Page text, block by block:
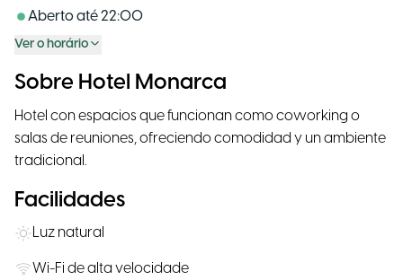
Aberto até22:00
Ver o horário
Sobre Hotel Monarca
Hotel con espacios que funcionan como coworking o
salas de reuniones, ofreciendo comodidad y un ambiente
tradicional.
Facilidades
Luz natural
Wi-Fi de alta velocidade